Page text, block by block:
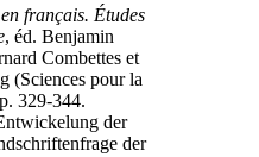
français. Études
, éd. Benjamin
Combettes et
(Sciences pour la
329-344.
der
der